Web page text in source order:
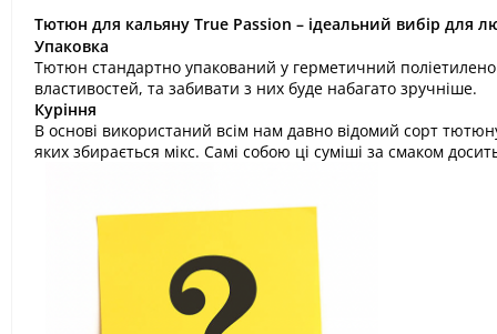
Тютюн для кальяну True Passion – ідеальний вибір для
Упаковка
Тютюн стандартно упакований у герметичний
властивостей, та забивати з них буде набагато зручніше.
Куріння
В основі використаний всім нам давно відомий сорт
яких збирається мікс. Самі собою ці суміші за смаком